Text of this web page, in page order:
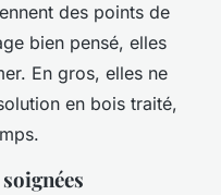
des points de
bien pensé, elles
En gros, elles ne
en bois traité,